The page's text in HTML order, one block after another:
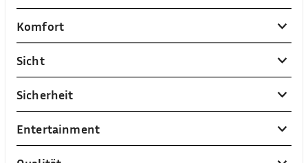
Komfort
Sicht
Sicherheit
Entertainment